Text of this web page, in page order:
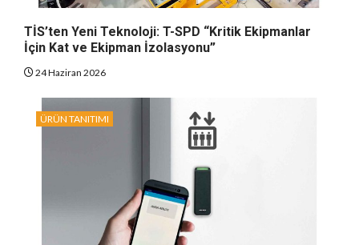
TİS’ten Yeni Teknoloji: T-SPD “Kritik Ekipmanlar
İçin Kat ve Ekipman İzolasyonu”
24 Haziran 2026
ÜRÜN TANITIMI